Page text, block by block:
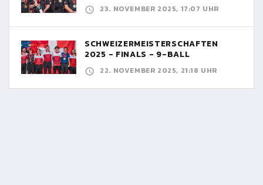
23. NOVEMBER 2025, 17:07 UHR
SCHWEIZERMEISTERSCHAFTEN
2025 - FINALS - 9-BALL
22. NOVEMBER 2025, 21:18 UHR